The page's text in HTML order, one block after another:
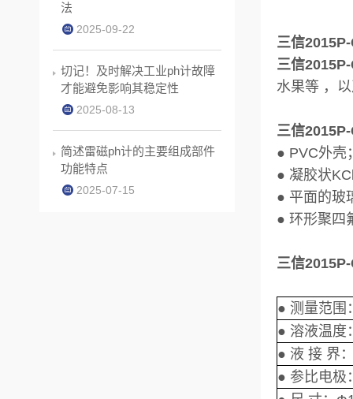
三信
三信
水果等 ，
三信
● PVC外壳
● 凝胶状
● 平面的玻
● 环形聚四
三信
● 测量范围
● 溶液温
● 液 接 界
● 参比电极
法
2025-09-22
切记！及时解决工业ph计故障
才能避免影响其稳定性
2025-08-13
简述雷磁ph计的主要组成部件
功能特点
2025-07-15